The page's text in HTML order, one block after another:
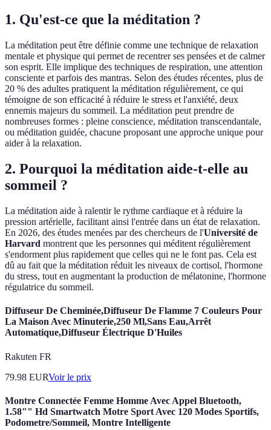
1. Qu'est-ce que la méditation ?
La méditation peut être définie comme une technique de relaxation
mentale et physique qui permet de recentrer ses pensées et de calmer
son esprit. Elle implique des techniques de respiration, une attention
consciente et parfois des mantras. Selon des études récentes, plus de
20 % des adultes pratiquent la méditation régulièrement, ce qui
témoigne de son efficacité à réduire le stress et l'anxiété, deux
ennemis majeurs du sommeil. La méditation peut prendre de
nombreuses formes : pleine conscience, méditation transcendantale,
ou méditation guidée, chacune proposant une approche unique pour
aider à la relaxation.
2. Pourquoi la méditation aide-t-elle au
sommeil ?
La méditation aide à ralentir le rythme cardiaque et à réduire la
pression artérielle, facilitant ainsi l'entrée dans un état de relaxation.
En 2026, des études menées par des chercheurs de l'Université de
Harvard montrent que les personnes qui méditent régulièrement
s'endorment plus rapidement que celles qui ne le font pas. Cela est
dû au fait que la méditation réduit les niveaux de cortisol, l'hormone
du stress, tout en augmentant la production de mélatonine, l'hormone
régulatrice du sommeil.
Diffuseur De Cheminée,Diffuseur De Flamme 7 Couleurs Pour
La Maison Avec Minuterie,250 Ml,Sans Eau,Arrêt
Automatique,Diffuseur Électrique D'Huiles
Rakuten FR
79.98 EURVoir le prix
Montre Connectée Femme Homme Avec Appel Bluetooth,
1.58"" Hd Smartwatch Motre Sport Avec 120 Modes Sportifs,
Podometre/Sommeil, Montre Intelligente